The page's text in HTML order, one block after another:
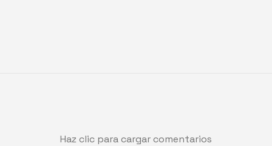
Haz clic para cargar comentarios